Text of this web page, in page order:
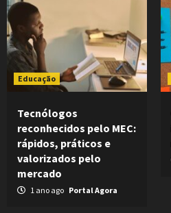
Educação
Tecnólogos
reconhecidos pelo MEC:
rápidos, práticos e
valorizados pelo
mercado
1 ano ago Portal Agora